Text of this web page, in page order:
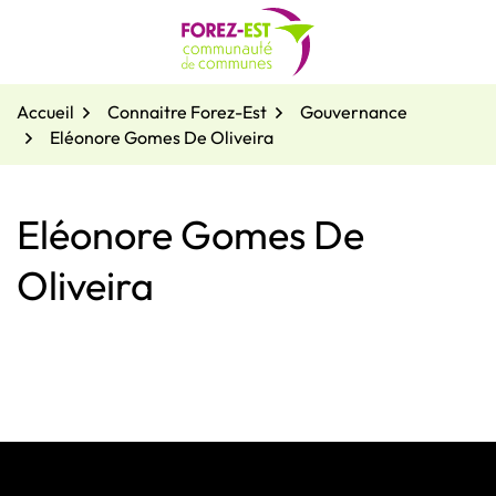
Accueil
Connaitre Forez-Est
Gouvernance
Eléonore Gomes De Oliveira
Eléonore Gomes De
Oliveira